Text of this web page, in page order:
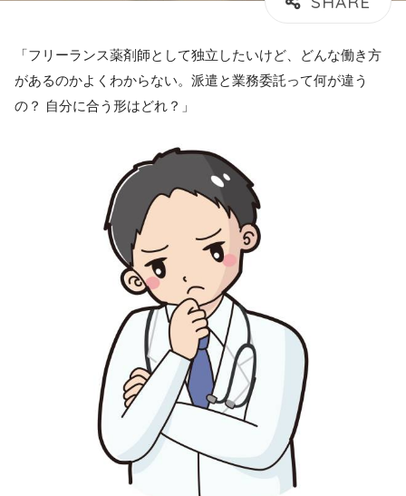
「フリーランス薬剤師として独立したいけど、どんな働き方
があるのかよくわからない。派遣と業務委託って何が違う
の？ 自分に合う形はどれ？」